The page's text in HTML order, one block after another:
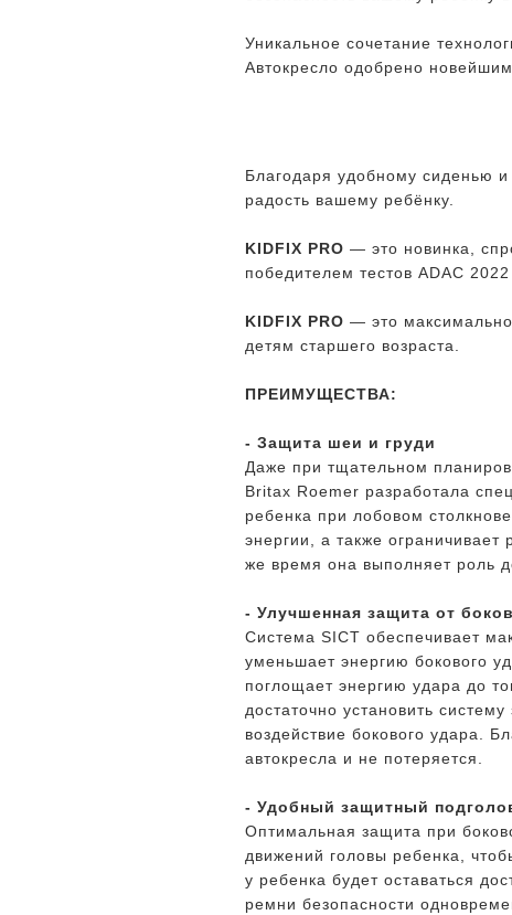
Уникальное сочетание
Автокресло одобрено
Благодаря удобному сиденью и
радость вашему ребёнку.
KIDFIX PRO — это новинка,
победителем тестов ADAC
KIDFIX PRO — это
детям старшего возраста.
ПРЕИМУЩЕСТВА:
- Защита шеи и груди
Даже при тщательном
Britax Roemer разработала
ребенка при лобовом
энергии, а также
же время она выполняет роль
- Улучшенная защита от
Система SICT обеспечивает
уменьшает энергию бокового
поглощает энергию удара до
достаточно установить
воздействие бокового удара.
автокресла и не потеряется.
- Удобный защитный
Оптимальная защита при
движений головы ребенка,
у ребенка будет оставаться
ремни безопасности